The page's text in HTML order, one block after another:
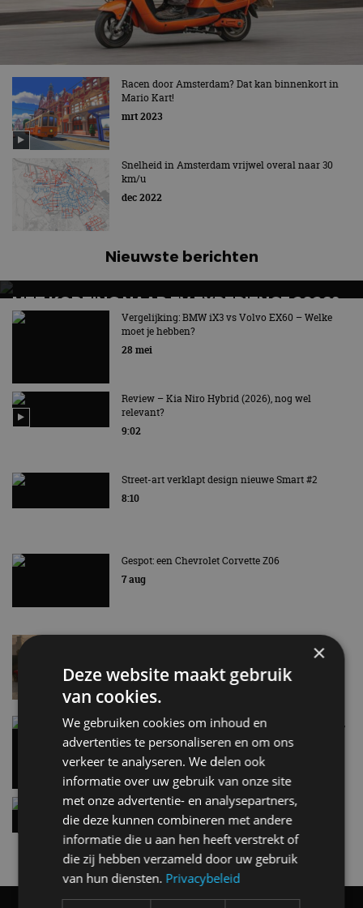
Racen door Amsterdam? Dat kan binnenkort in
Mario Kart!
mrt 2023
Snelheid in Amsterdam vrijwel overal naar 30
km/u
dec 2022
Nieuwste berichten
MET KORTING NAAR EV EXPERIENCE 2026?
AUTORAI REGELT HET!
EV Experience 2026 van 24 tot 26 september
Vergelijking: BMW iX3 vs Volvo EX60 – Welke
moet je hebben?
28 mei
Review – Kia Niro Hybrid (2026), nog wel
relevant?
9:02
Street-art verklapt design nieuwe Smart #2
8:10
Gespot: een Chevrolet Corvette Z06
7 aug
6 aug
Carbon fibre op je laadkabel: nergens voor nodig,
en precies daarom geweldig
5 aug
Hennessey Blackbird krijgt atmosferische V8 en
handbak: soms is eenvoud leuker
5 aug
×
Deze website maakt gebruik
van cookies.
We gebruiken cookies om inhoud en
advertenties te personaliseren en om ons
verkeer te analyseren. We delen ook
informatie over uw gebruik van onze site
met onze advertentie- en analysepartners,
die deze kunnen combineren met andere
informatie die u aan hen heeft verstrekt of
die zij hebben verzameld door uw gebruik
van hun diensten. Privacybeleid